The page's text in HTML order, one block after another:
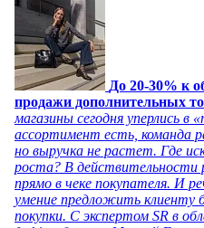
До 20-30% к
продажи дополнительных
магазины сегодня уперлись в
ассортимент есть, команда
но выручка не растет. Где
роста? В действительности
прямо в чеке покупателя. И
умение предложить клиенту
покупки. С экспертом SR в